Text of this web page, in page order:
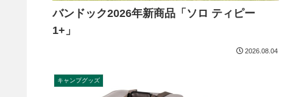
バンドック2026年新商品「ソロ ティピー
1+」
2026.08.04
キャンプグッズ